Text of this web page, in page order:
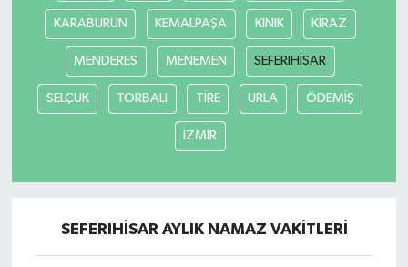
KARABURUN KEMALPAŞA KINIK KİRAZ
MENDERES MENEMEN SEFERIHİSAR
SELÇUK TORBALI TİRE URLA ÖDEMİŞ
İZMİR
SEFERIHİSAR AYLIK NAMAZ VAKITLERI